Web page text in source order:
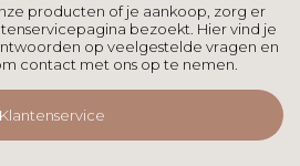
producten of je aankoop, zorg er
bezoekt. Hier vind je
op veelgestelde vragen en
contact met ons op te nemen.
Klantenservice